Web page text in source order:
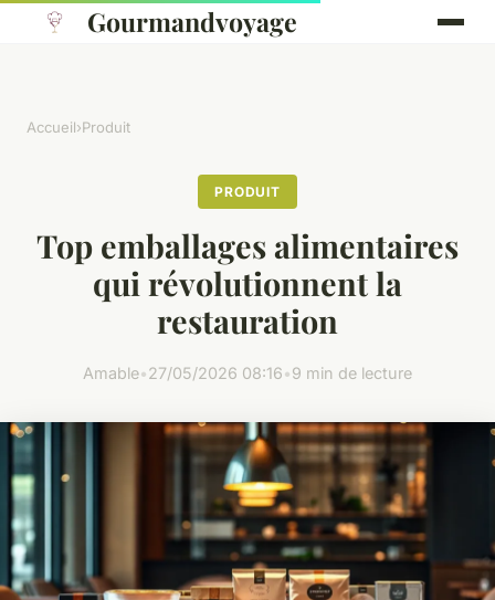
Gourmandvoyage
Accueil›Produit
PRODUIT
Top emballages alimentaires
qui révolutionnent la
restauration
Amable•27/05/2026 08:16•9 min de lecture